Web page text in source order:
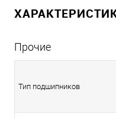
Прочие
Тип подшипников